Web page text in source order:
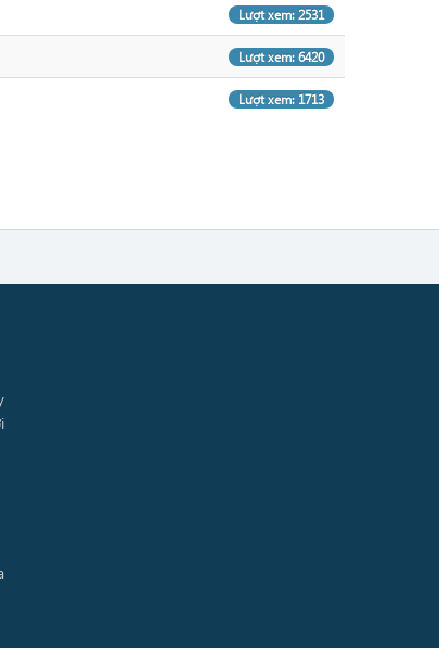
Lượt xem: 2531
Lượt xem: 6420
Lượt xem: 1713